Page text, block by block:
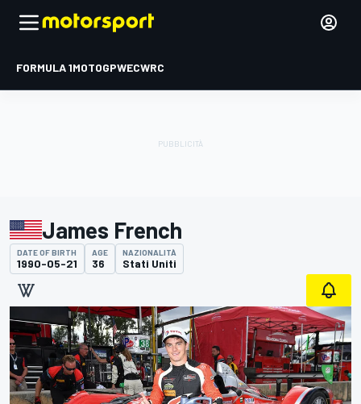
FORMULA 1MOTOGPWECWRC
James French
DATE OF BIRTH
1990-05-21
AGE
36
NAZIONALITÀ
Stati Uniti